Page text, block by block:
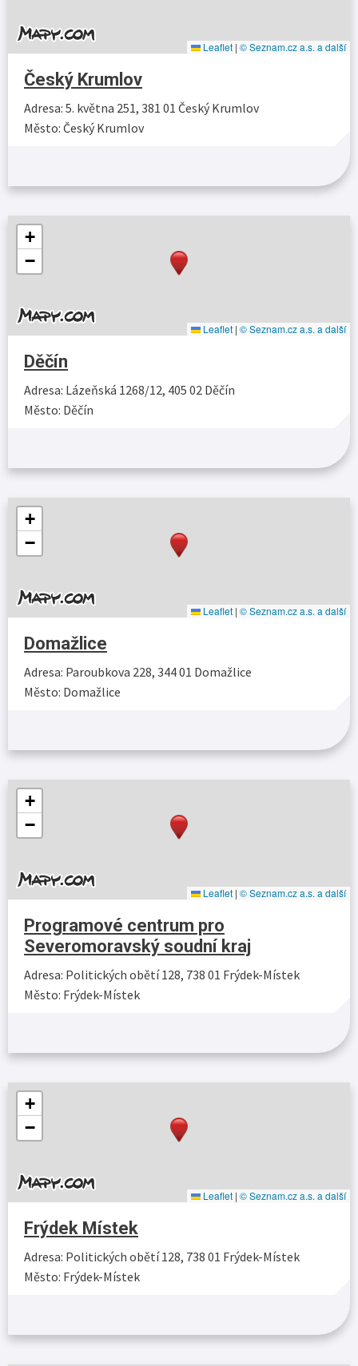
Leaflet | © Seznam.cz a.s. a další
Český Krumlov
Adresa: 5. května 251, 381 01 Český Krumlov
Město: Český Krumlov
+
−
Leaflet | © Seznam.cz a.s. a další
Děčín
Adresa: Lázeňská 1268/12, 405 02 Děčín
Město: Děčín
+
−
Leaflet | © Seznam.cz a.s. a další
Domažlice
Adresa: Paroubkova 228, 344 01 Domažlice
Město: Domažlice
+
−
Leaflet | © Seznam.cz a.s. a další
Programové centrum pro
Severomoravský soudní kraj
Adresa: Politických obětí 128, 738 01 Frýdek-Místek
Město: Frýdek-Místek
+
−
Leaflet | © Seznam.cz a.s. a další
Frýdek Místek
Adresa: Politických obětí 128, 738 01 Frýdek-Místek
Město: Frýdek-Místek